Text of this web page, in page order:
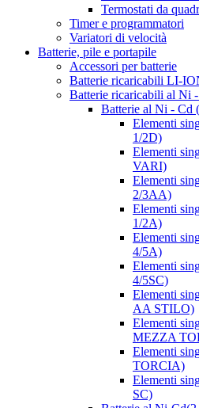
Termostati da
Timer e programmatori
Variatori di velocità
Batterie, pile e portapile
Accessori per batterie
Batterie ricaricabili LI-
Batterie ricaricabili al Ni
Batterie al Ni - Cd
Elementi
1/2D)
Elementi
VARI)
Elementi
2/3AA)
Elementi
1/2A)
Elementi
4/5A)
Elementi
4/5SC)
Elementi
AA STILO)
Elementi
MEZZA
Elementi
TORCIA)
Elementi
SC)